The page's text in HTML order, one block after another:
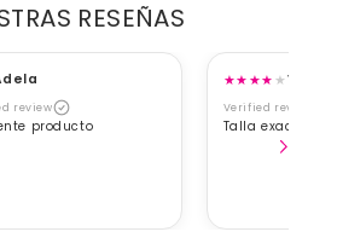
RESEÑAS
review
producto
★★★★★
Verified review
Talla exacta,